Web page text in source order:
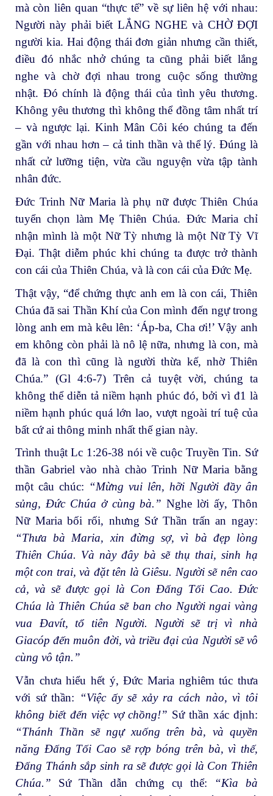
mà còn liên quan “thực tế” về sự liên hệ với nhau:
Người này phải biết LẮNG NGHE và CHỜ ĐỢI
người kia. Hai động thái đơn giản nhưng cần thiết,
điều đó nhắc nhở chúng ta cũng phải biết lắng
nghe và chờ đợi nhau trong cuộc sống thường
nhật. Đó chính là động thái của tình yêu thương.
Không yêu thương thì không thể đồng tâm nhất trí
– và ngược lại. Kinh Mân Côi kéo chúng ta đến
gần với nhau hơn – cả tinh thần và thể lý. Đúng là
nhất cử lưỡng tiện, vừa cầu nguyện vừa tập tành
nhân đức.
Đức Trinh Nữ Maria là phụ nữ được Thiên Chúa
tuyển chọn làm Mẹ Thiên Chúa. Đức Maria chỉ
nhận mình là một Nữ Tỳ nhưng là một Nữ Tỳ Vĩ
Đại. Thật diễm phúc khi chúng ta được trở thành
con cái của Thiên Chúa, và là con cái của Đức Mẹ.
Thật vậy, “để chứng thực anh em là con cái, Thiên
Chúa đã sai Thần Khí của Con mình đến ngự trong
lòng anh em mà kêu lên: ‘Áp-ba, Cha ơi!’ Vậy anh
em không còn phải là nô lệ nữa, nhưng là con, mà
đã là con thì cũng là người thừa kế, nhờ Thiên
Chúa.” (Gl 4:6-7) Trên cả tuyệt vời, chúng ta
không thể diễn tả niềm hạnh phúc đó, bởi vì đ1 là
niềm hạnh phúc quá lớn lao, vượt ngoài trí tuệ của
bất cứ ai thông minh nhất thế gian này.
Trình thuật Lc 1:26-38 nói về cuộc Truyền Tin. Sứ
thần Gabriel vào nhà chào Trinh Nữ Maria bằng
một câu chúc: “Mừng vui lên, hỡi Người đầy ân
sủng, Đức Chúa ở cùng bà.” Nghe lời ấy, Thôn
Nữ Maria bối rối, nhưng Sứ Thần trấn an ngay:
“Thưa bà Maria, xin đừng sợ, vì bà đẹp lòng
Thiên Chúa. Và này đây bà sẽ thụ thai, sinh hạ
một con trai, và đặt tên là Giêsu. Người sẽ nên cao
cả, và sẽ được gọi là Con Đấng Tối Cao. Đức
Chúa là Thiên Chúa sẽ ban cho Người ngai vàng
vua Đavít, tổ tiên Người. Người sẽ trị vì nhà
Giacóp đến muôn đời, và triều đại của Người sẽ vô
cùng vô tận.”
Vẫn chưa hiểu hết ý, Đức Maria nghiêm túc thưa
với sứ thần: “Việc ấy sẽ xảy ra cách nào, vì tôi
không biết đến việc vợ chồng!” Sứ thần xác định:
“Thánh Thần sẽ ngự xuống trên bà, và quyền
năng Đấng Tối Cao sẽ rợp bóng trên bà, vì thế,
Đấng Thánh sắp sinh ra sẽ được gọi là Con Thiên
Chúa.” Sứ Thần dẫn chứng cụ thể:
“Kìa bà